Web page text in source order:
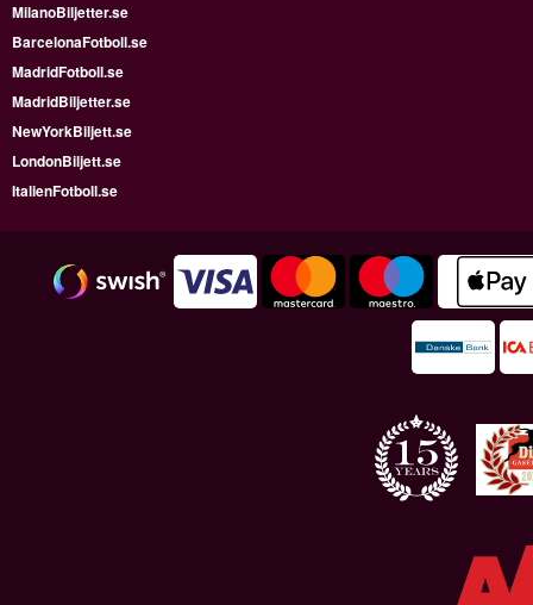
MilanoBiljetter.se
BarcelonaFotboll.se
MadridFotboll.se
MadridBiljetter.se
NewYorkBiljett.se
LondonBiljett.se
ItalienFotboll.se